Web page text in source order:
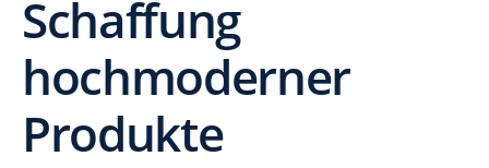
Schaffung
hochmoderner
Produkte